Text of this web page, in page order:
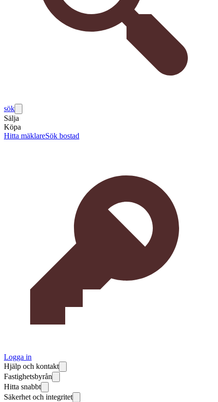
sök
Sälja
Köpa
Hitta mäklareSök bostad
Logga in
Hjälp och kontakt
Fastighetsbyrån
Hitta snabbt
Säkerhet och integritet